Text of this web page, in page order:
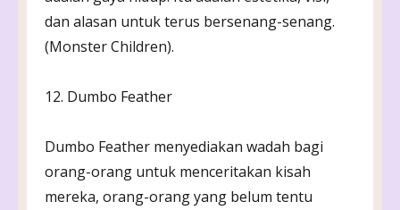
dan alasan untuk terus bersenang-senang.
(Monster Children).
12. Dumbo Feather
Dumbo Feather menyediakan wadah bagi
orang-orang untuk menceritakan kisah
mereka, orang-orang yang belum tentu